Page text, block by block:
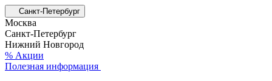
Санкт-Петербург
Москва
Санкт-Петербург
Нижний Новгород
% Акции
Полезная информация